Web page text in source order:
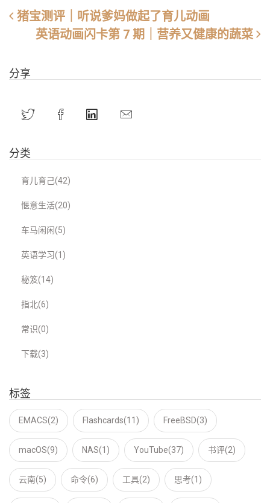
猪宝测评｜听说爹妈做起了育儿动画
英语动画闪卡第 7 期｜营养又健康的蔬菜
分享
分类
育儿育己(42)
惬意生活(20)
车马闲闲(5)
英语学习(1)
秘笈(14)
指北(6)
常识(0)
下载(3)
标签
EMACS(2) Flashcards(11) FreeBSD(3)
macOS(9) NAS(1) YouTube(37) 书评(2)
云南(5) 命令(6) 工具(2) 思考(1)